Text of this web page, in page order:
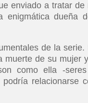
enviado a tratar
enigmática
de la
muerte de su
como ella -